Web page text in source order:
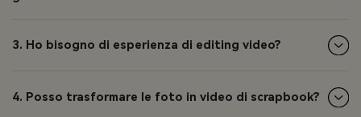
3. Ho bisogno di esperienza di editing video?
4. Posso trasformare le foto in video di scrapbook?